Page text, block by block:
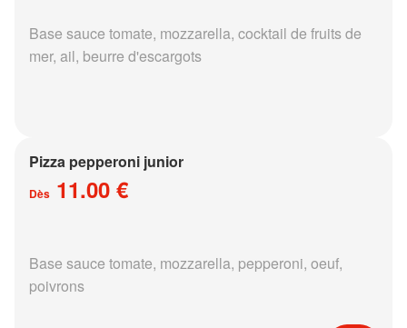
Base sauce tomate, mozzarella, cocktail de fruits de
mer, ail, beurre d'escargots
Pizza pepperoni junior
Dès 11.00 €
Base sauce tomate, mozzarella, pepperoni, oeuf,
poivrons